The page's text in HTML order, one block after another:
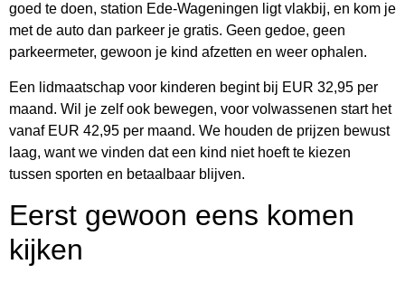
goed te doen, station Ede-Wageningen ligt vlakbij, en kom je
met de auto dan parkeer je gratis. Geen gedoe, geen
parkeermeter, gewoon je kind afzetten en weer ophalen.
Een lidmaatschap voor kinderen begint bij EUR 32,95 per
maand. Wil je zelf ook bewegen, voor volwassenen start het
vanaf EUR 42,95 per maand. We houden de prijzen bewust
laag, want we vinden dat een kind niet hoeft te kiezen
tussen sporten en betaalbaar blijven.
Eerst gewoon eens komen
kijken